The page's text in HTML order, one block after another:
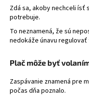
Zdá sa, akoby nechceli
potrebuje.
To neznamená, že sú
nedokáže únavu
Plač môže byť
Zaspávanie znamená pre
počas dňa poznalo.